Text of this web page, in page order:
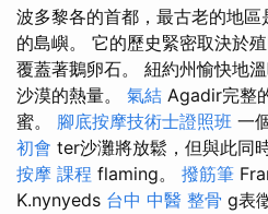
波多黎各的首都，最古老的地
的島嶼。 它的歷史緊密取決於
覆蓋著鵝卵石。 紐約州愉快地
沙漠的熱量。 氣結 Agadir完整
蜜。 腳底按摩技術士證照班 一
初會 ter沙灘將放鬆，但與此同
按摩 課程 flaming。 撥筋筆
K.nynyeds 台中 中醫 整骨 g表